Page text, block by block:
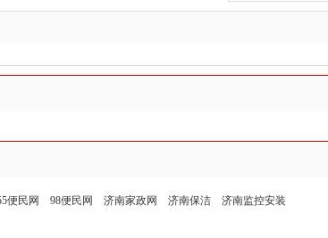
便民网 98便民网 济南家政网 济南保洁 济南监控安装